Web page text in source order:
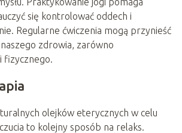
się kontrolować oddech i
Regularne ćwiczenia mogą przynieść
zdrowia, zarówno
fizycznego.
olejków eterycznych w celu
to kolejny sposób na relaks.